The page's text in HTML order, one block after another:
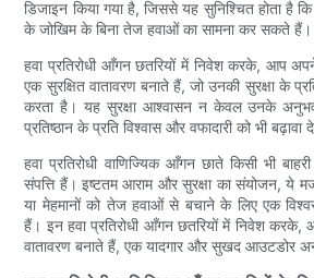
डिजाइन किया गया है, जिससे यह सुनिश्चित होता है
के जोखिम के बिना तेज हवाओं का सामना कर सकते हैं।
हवा प्रतिरोधी आँगन छतरियों में निवेश करके, आप
एक सुरक्षित वातावरण बनाते हैं, जो उनकी सुरक्षा के
करता है। यह सुरक्षा आश्वासन न केवल उनके
प्रतिष्ठान के प्रति विश्वास और वफादारी को भी बढ़ावा
हवा प्रतिरोधी वाणिज्यिक आँगन छाते किसी भी
संपत्ति हैं। इष्टतम आराम और सुरक्षा का संयोजन, ये
या मेहमानों को तेज हवाओं से बचाने के लिए एक
हैं। इन हवा प्रतिरोधी आँगन छतरियों में निवेश
वातावरण बनाते हैं, एक यादगार और सुखद आउटडोर